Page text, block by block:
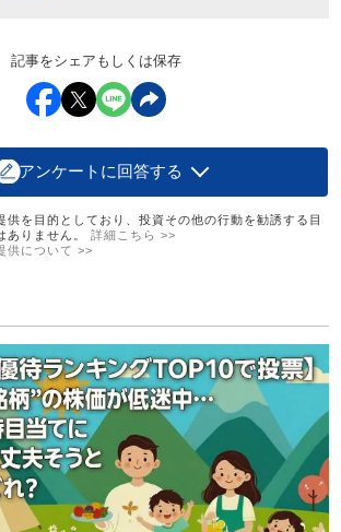
記事をシェアもしくは保存
アンケートに回答する
供を目的としており、投資その他の行動を勧誘する目
ありません。 詳細こちら >>
供について >>